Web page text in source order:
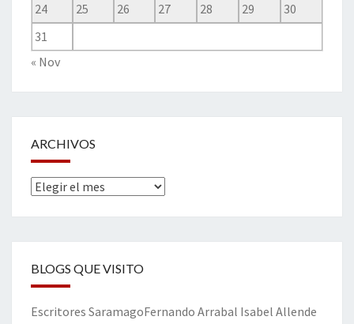
24
25 26 27 28 29
30
31
« Nov
ARCHIVOS
Archivos
BLOGS QUE VISITO
Escritores SaramagoFernando Arrabal Isabel Allende